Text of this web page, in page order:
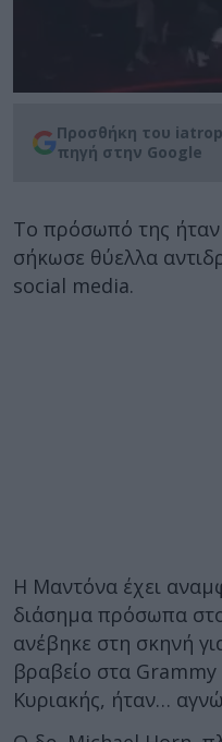
Προσθήκη του
πηγή στην Google
Το πρόσωπό της
σήκωσε θύελλα
social media.
Η Μαντόνα έχει
διάσημα πρόσωπα
ανέβηκε στη σκηνή
βραβείο στα
Κυριακής, ήταν…